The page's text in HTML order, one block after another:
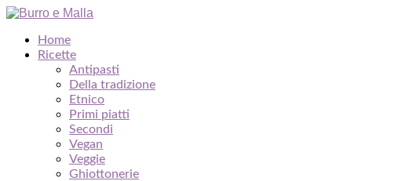
Home
Ricette
Antipasti
Della tradizione
Etnico
Primi piatti
Secondi
Vegan
Veggie
Ghiottonerie